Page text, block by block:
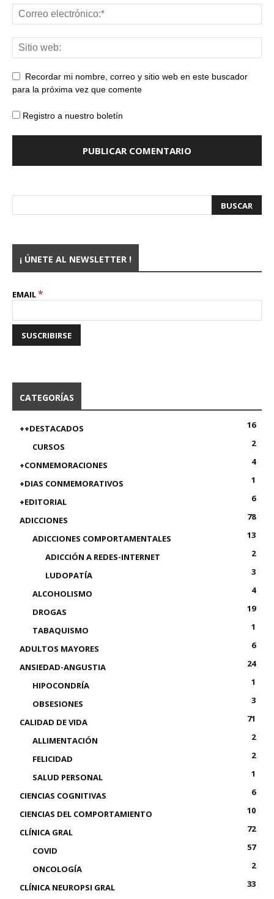
Recordar mi nombre, correo y sitio web en este buscador
para la próxima vez que comente
Registro a nuestro boletín
¡ ÚNETE AL NEWSLETTER !
EMAIL*
CATEGORÍAS
++DESTACADOS
16
CURSOS
2
+CONMEMORACIONES
4
+DIAS CONMEMORATIVOS
1
+EDITORIAL
6
ADICCIONES
78
ADICCIONES COMPORTAMENTALES
13
ADICCIÓN A REDES-INTERNET
2
LUDOPATÍA
3
ALCOHOLISMO
4
DROGAS
19
TABAQUISMO
1
ADULTOS MAYORES
6
ANSIEDAD-ANGUSTIA
24
HIPOCONDRÍA
1
OBSESIONES
3
CALIDAD DE VIDA
71
ALLIMENTACIÓN
2
FELICIDAD
2
SALUD PERSONAL
1
CIENCIAS COGNITIVAS
6
CIENCIAS DEL COMPORTAMIENTO
10
CLÍNICA GRAL
72
COVID
57
ONCOLOGÍA
2
CLÍNICA NEUROPSI GRAL
33